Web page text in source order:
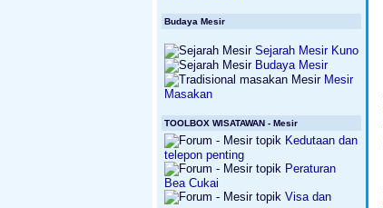
Budaya Mesir
Sejarah Mesir Kuno
Budaya Mesir
Mesir
Masakan
TOOLBOX WISATAWAN - Mesir
Kedutaan dan
telepon penting
Peraturan
Bea Cukai
Visa dan